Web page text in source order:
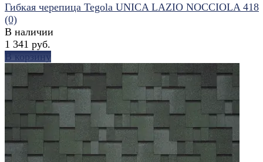
избранное сравнить
Гибкая черепица Tegola UNICA LAZIO NOCCIOLA 418
(0)
В наличии
1 341 руб.
В корзину